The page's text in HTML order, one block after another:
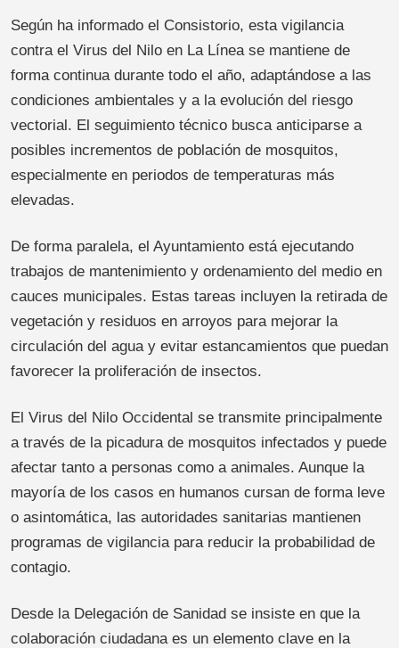
Según ha informado el Consistorio, esta vigilancia
contra el Virus del Nilo en La Línea se mantiene de
forma continua durante todo el año, adaptándose a las
condiciones ambientales y a la evolución del riesgo
vectorial. El seguimiento técnico busca anticiparse a
posibles incrementos de población de mosquitos,
especialmente en periodos de temperaturas más
elevadas.
De forma paralela, el Ayuntamiento está ejecutando
trabajos de mantenimiento y ordenamiento del medio en
cauces municipales. Estas tareas incluyen la retirada de
vegetación y residuos en arroyos para mejorar la
circulación del agua y evitar estancamientos que puedan
favorecer la proliferación de insectos.
El Virus del Nilo Occidental se transmite principalmente
a través de la picadura de mosquitos infectados y puede
afectar tanto a personas como a animales. Aunque la
mayoría de los casos en humanos cursan de forma leve
o asintomática, las autoridades sanitarias mantienen
programas de vigilancia para reducir la probabilidad de
contagio.
Desde la Delegación de Sanidad se insiste en que la
colaboración ciudadana es un elemento clave en la